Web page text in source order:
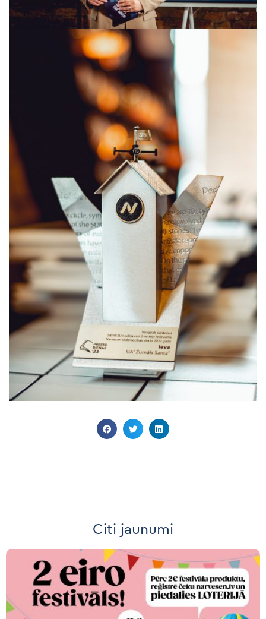
Citi jaunumi